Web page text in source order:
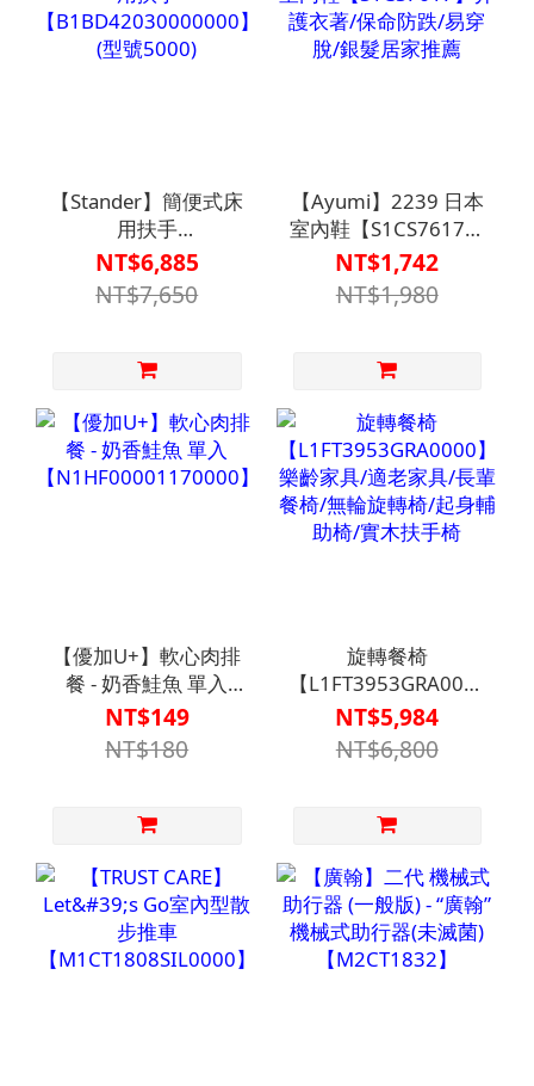
【Stander】簡便式床
用扶手
【B1BD42030000000】
(型號5000)
NT$6,885
NT$7,650
【Ayumi】2239 日本
室內鞋【S1CS7617】
介護衣著/保命防跌/易
穿脫/銀髮居家推薦
NT$1,742
NT$1,980
【優加U+】軟心肉排
餐 - 奶香鮭魚 單入
【N1HF00001170000】
NT$149
NT$180
旋轉餐椅
【L1FT3953GRA0000】
樂齡家具/適老家具/長
輩餐椅/無輪旋轉椅/起
身輔助椅/實木扶手椅
NT$5,984
NT$6,800